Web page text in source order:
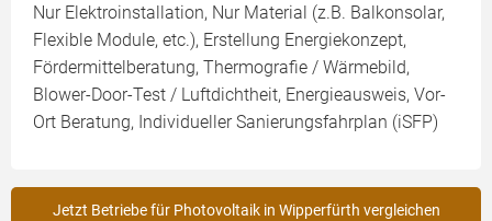
Nur Elektroinstallation, Nur Material (z.B. Balkonsolar,
Flexible Module, etc.), Erstellung Energiekonzept,
Fördermittelberatung, Thermografie / Wärmebild,
Blower-Door-Test / Luftdichtheit, Energieausweis, Vor-
Ort Beratung, Individueller Sanierungsfahrplan (iSFP)
Jetzt Betriebe für Photovoltaik in Wipperfürth vergleichen